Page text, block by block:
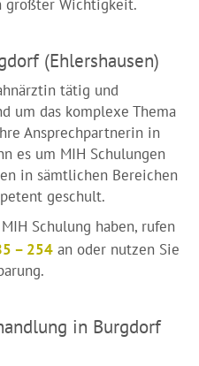
größter Wichtigkeit.
(Ehlershausen)
tätig und
um das komplexe Thema
Ansprechpartnerin in
es um MIH Schulungen
in sämtlichen Bereichen
geschult.
Schulung haben, rufen
– 254 an oder nutzen Sie
in Burgdorf